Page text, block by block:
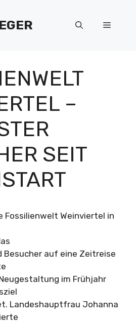
Menü
–
SEIT
Fossilienwelt Weinviertel in
Besucher auf eine Zeitreise
im Frühjahr
Landeshauptfrau Johanna